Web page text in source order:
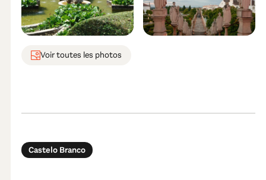
Voir toutes les photos
Castelo Branco